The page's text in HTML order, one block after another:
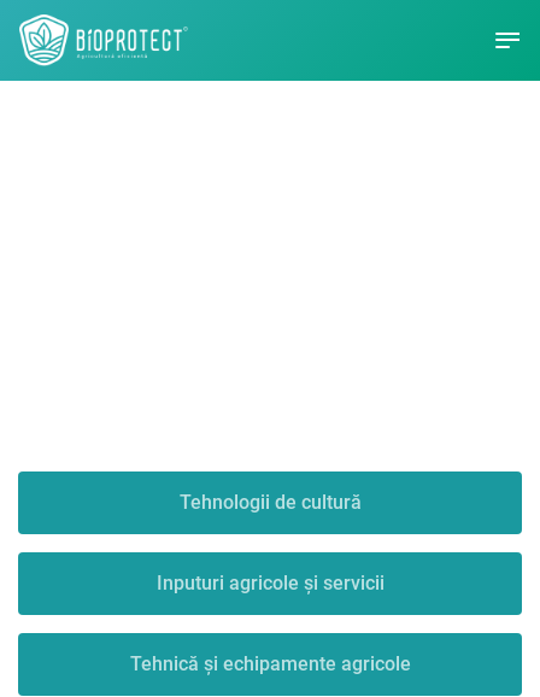
Tehnologii de cultură
Inputuri agricole și servicii
Tehnică și echipamente agricole